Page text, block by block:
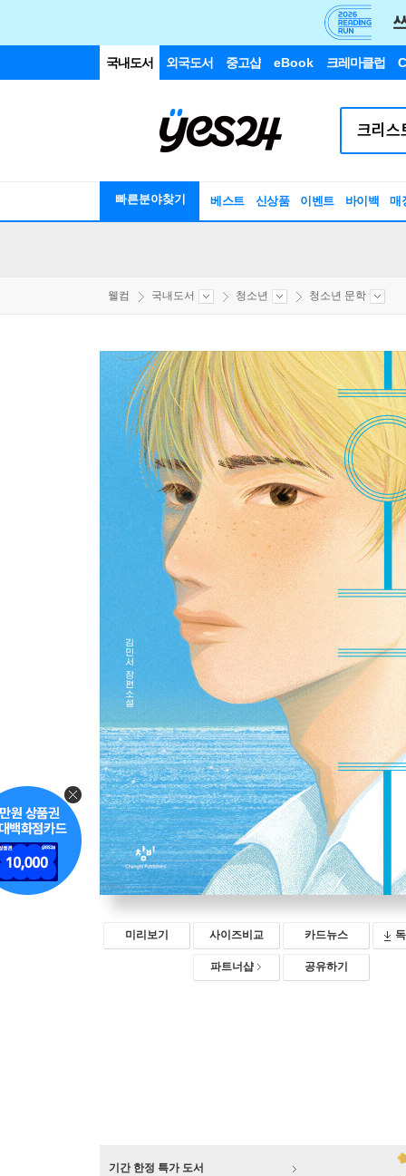
국내도서 외국도서 중고샵 eBook 크레마클럽
빠른분야찾기 베스트 신상품 이벤트 바이백 매
웰컴 국내도서 청소년 청소년 문학
미리보기 사이즈비교 카드뉴스
파트너샵 공유하기
기간 한정 특가 도서